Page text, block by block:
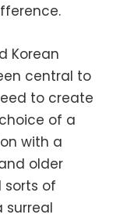
Korean
central to
to create
of a
with a
older
sorts of
surreal